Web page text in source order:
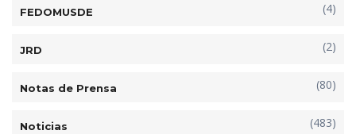
FEDOMUSDE (4)
JRD (2)
Notas de Prensa (80)
Noticias (483)